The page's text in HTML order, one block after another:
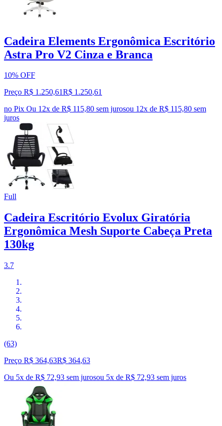
Cadeira Elements Ergonômica Escritório
Astra Pro V2 Cinza e Branca
10% OFF
Preço R$ 1.250,61R$ 1.250,61
no Pix Ou 12x de R$ 115,80 sem jurosou 12x de R$ 115,80 sem
juros
Full
Cadeira Escritório Evolux Giratória
Ergonômica Mesh Suporte Cabeça Preta
130kg
3.7
(63)
Preço R$ 364,63R$ 364,63
Ou 5x de R$ 72,93 sem jurosou 5x de R$ 72,93 sem juros